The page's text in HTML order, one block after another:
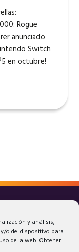
y análisis,
o del dispositivo para
de la web. Obtener
Rogue
anunciado
Switch
en octubre!